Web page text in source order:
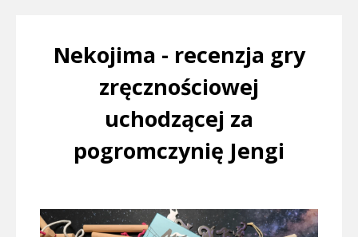
Nekojima - recenzja gry
zręcznościowej
uchodzącej za
pogromczynię Jengi